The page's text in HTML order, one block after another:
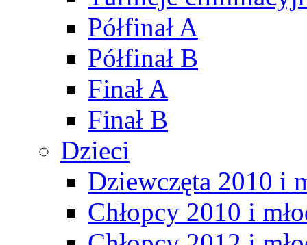
Półfinał A
Półfinał B
Finał A
Finał B
Dzieci
Dziewczęta 2010 i
Chłopcy 2010 i